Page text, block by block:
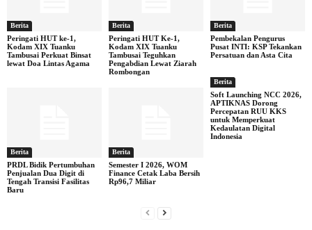
Berita
Peringati HUT ke-1,
Kodam XIX Tuanku
Tambusai Perkuat Binsat
lewat Doa Lintas Agama
Berita
Peringati HUT Ke-1,
Kodam XIX Tuanku
Tambusai Teguhkan
Pengabdian Lewat Ziarah
Rombongan
Berita
Pembekalan Pengurus
Pusat INTI: KSP Tekankan
Persatuan dan Asta Cita
Berita
PRDL Bidik Pertumbuhan
Penjualan Dua Digit di
Tengah Transisi Fasilitas
Baru
Berita
Semester I 2026, WOM
Finance Cetak Laba Bersih
Rp96,7 Miliar
Berita
Soft Launching NCC 2026,
APTIKNAS Dorong
Percepatan RUU KKS
untuk Memperkuat
Kedaulatan Digital
Indonesia